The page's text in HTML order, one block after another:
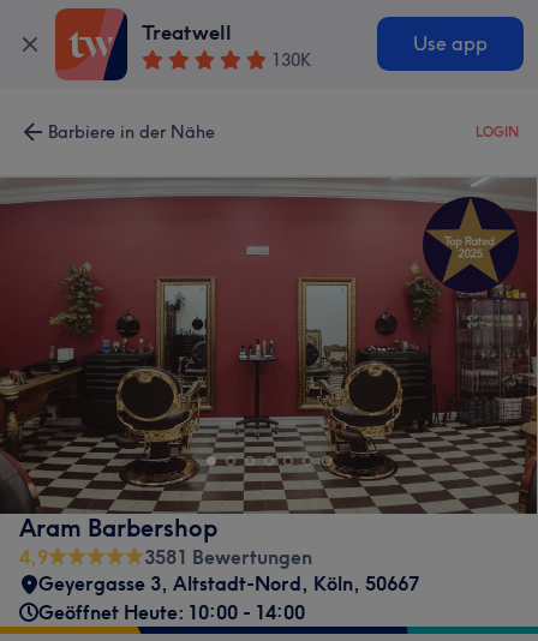
Treatwell
130K
Use app
Barbiere in der Nähe LOGIN
Aram Barbershop
4,9
3581 Bewertungen
Geyergasse 3, Altstadt-Nord, Köln, 50667
Geöffnet Heute: 10:00 - 14:00